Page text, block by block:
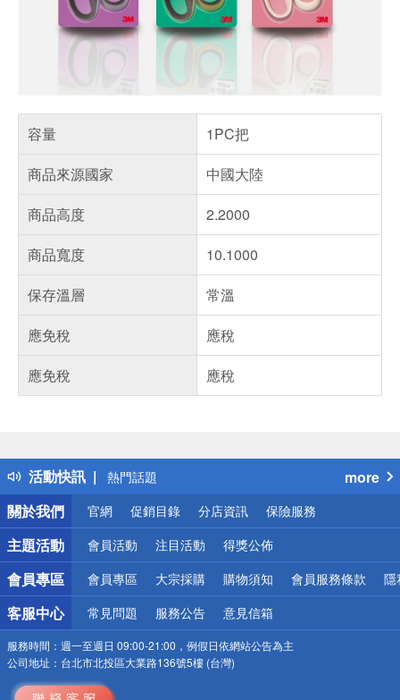
容量
1PC把
商品來源國家
中國大陸
商品高度
2.2000
商品寬度
10.1000
保存溫層
常溫
應免稅
應稅
應免稅
應稅
活動快訊
得獎公告
熱門話題
銀行優惠
偏遠地區配送
詐騙網頁！請小心！
more
關於我們
官網 促銷目錄 分店資訊 保險服務
主題活動 會員活動 注目活動 得獎公佈
會員專區 會員專區 大宗採購 購物須知 會員服務條款 隱
客服中心 常見問題 服務公告 意見信箱
服務時間： 週一至週日 09:00-21:00，例假日依網站公告為主
公司地址： 台北市北投區大業路136號5樓 (台灣)